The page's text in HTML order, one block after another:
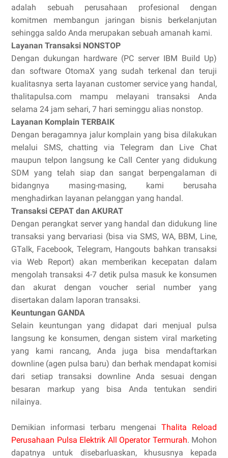
adalah sebuah perusahaan profesional dengan
komitmen membangun jaringan bisnis berkelanjutan
sehingga saldo Anda merupakan sebuah amanah kami.
Layanan Transaksi NONSTOP
Dengan dukungan hardware (PC server IBM Build Up)
dan software OtomaX yang sudah terkenal dan teruji
kualitasnya serta layanan customer service yang handal,
thalitapulsa.com mampu melayani transaksi Anda
selama 24 jam sehari, 7 hari seminggu alias nonstop.
Layanan Komplain TERBAIK
Dengan beragamnya jalur komplain yang bisa dilakukan
melalui SMS, chatting via Telegram dan Live Chat
maupun telpon langsung ke Call Center yang didukung
SDM yang telah siap dan sangat berpengalaman di
bidangnya masing-masing, kami berusaha
menghadirkan layanan pelanggan yang handal.
Transaksi CEPAT dan AKURAT
Dengan perangkat server yang handal dan didukung line
transaksi yang bervariasi (bisa via SMS, WA, BBM, Line,
GTalk, Facebook, Telegram, Hangouts bahkan transaksi
via Web Report) akan memberikan kecepatan dalam
mengolah transaksi 4-7 detik pulsa masuk ke konsumen
dan akurat dengan voucher serial number yang
disertakan dalam laporan transaksi.
Keuntungan GANDA
Selain keuntungan yang didapat dari menjual pulsa
langsung ke konsumen, dengan sistem viral marketing
yang kami rancang, Anda juga bisa mendaftarkan
downline (agen pulsa baru) dan berhak mendapat komisi
dari setiap transaksi downline Anda sesuai dengan
besaran markup yang bisa Anda tentukan sendiri
nilainya.
Demikian informasi terbaru mengenai Thalita Reload
Perusahaan Pulsa Elektrik All Operator Termurah. Mohon
dapatnya untuk disebarluaskan, khususnya kepada